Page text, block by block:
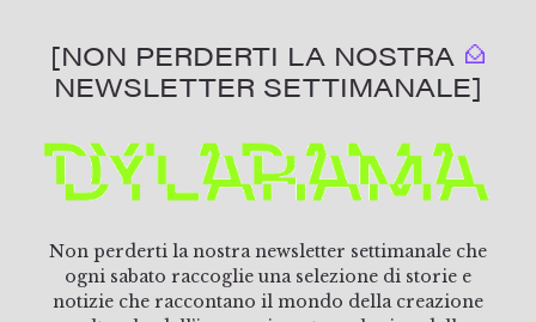
[NON PERDERTI LA NOSTRA
NEWSLETTER SETTIMANALE]
Non perderti la nostra newsletter settimanale che
ogni sabato raccoglie una selezione di storie e
notizie che raccontano il mondo della creazione